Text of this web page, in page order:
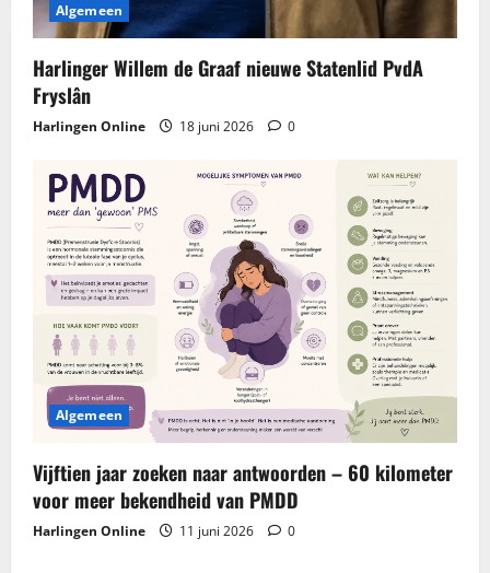
Algemeen
Harlinger Willem de Graaf nieuwe Statenlid PvdA
Fryslân
Harlingen Online 18 juni 2026 0
Algemeen
Vijftien jaar zoeken naar antwoorden – 60 kilometer
voor meer bekendheid van PMDD
Harlingen Online 11 juni 2026 0